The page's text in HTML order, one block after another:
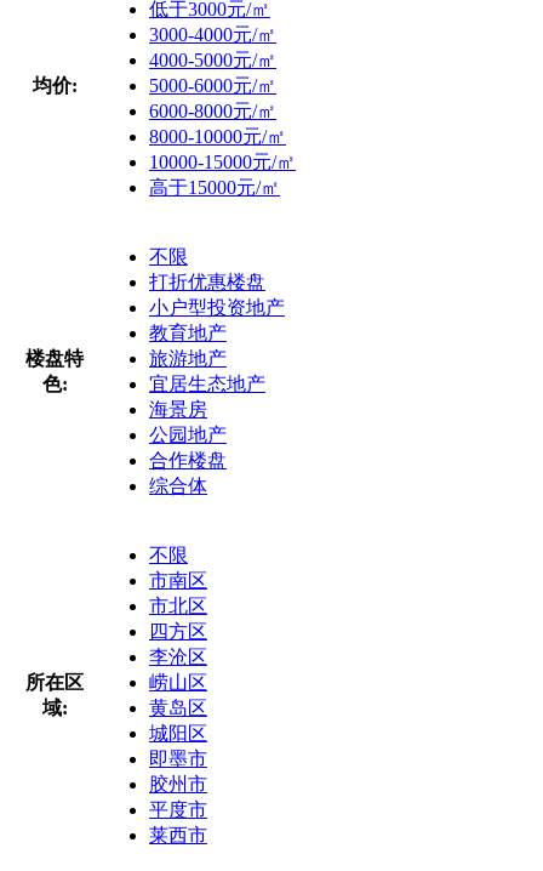
均价:
低于3000元/㎡
3000-4000元/㎡
4000-5000元/㎡
5000-6000元/㎡
6000-8000元/㎡
8000-10000元/㎡
10000-15000元/㎡
高于15000元/㎡
楼盘特
色:
不限
打折优惠楼盘
小户型投资地产
教育地产
旅游地产
宜居生态地产
海景房
公园地产
合作楼盘
综合体
所在区
域:
不限
市南区
市北区
四方区
李沧区
崂山区
黄岛区
城阳区
即墨市
胶州市
平度市
莱西市